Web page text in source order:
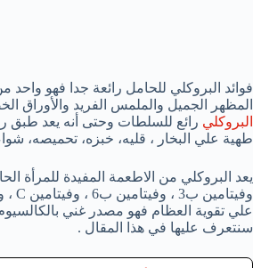
فوائد البروكلي للحامل رائعة جدا فهو واحد
المظهر الجميل والملمس الفريد والأوراق
البروكلي رائع للسلطات وحتى أنه يعد طبق
طهية علي البخار ، قليه، خبزه، تحميصه،
علي تقوية العظام فهو مصدر غني
سنتعرف عليها في هذا المقال .